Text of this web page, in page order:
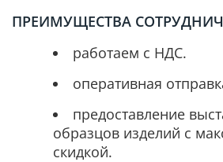
ПРЕИМУЩЕСТВА
работаем с НДС.
оперативная
предоставление
образцов изделий с
скидкой.